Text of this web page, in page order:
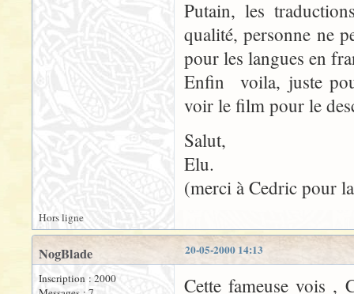
Putain, les
qualité, personne ne
pour les langues en
Enfin voila, juste
voir le film pour le
Salut,
Elu.
(merci à Cedric pour
Hors ligne
20-05-2000 14:13
NogBlade
Inscription : 2000
Cette fameuse vois ,